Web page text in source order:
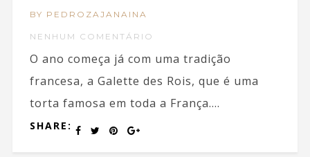
BY PEDROZAJANAINA
NENHUM COMENTÁRIO
O ano começa já com uma tradição
francesa, a Galette des Rois, que é uma
torta famosa em toda a França....
SHARE: